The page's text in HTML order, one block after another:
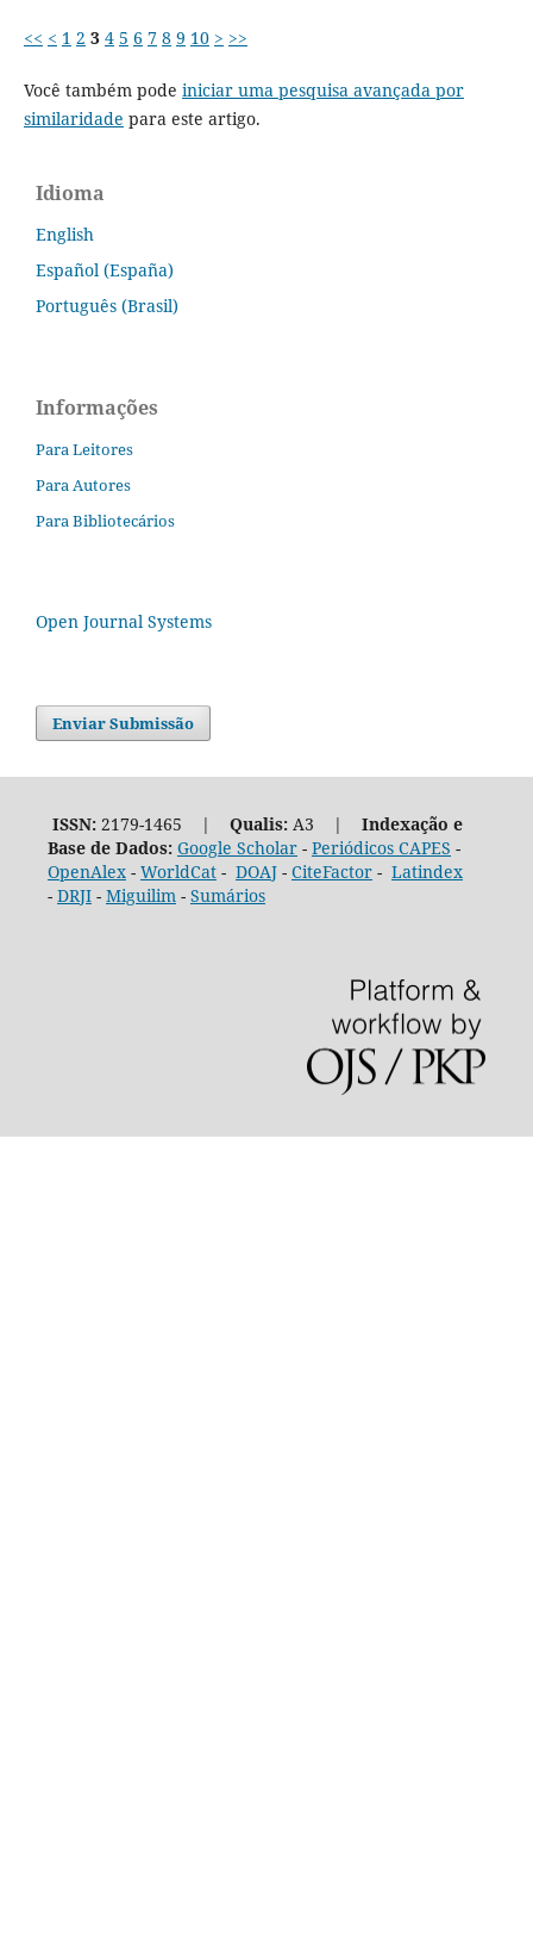
<< < 1 2 3 4 5 6 7 8 9 10 > >>
Você também pode iniciar uma pesquisa avançada por
similaridade para este artigo.
Idioma
English
Español (España)
Português (Brasil)
Informações
Para Leitores
Para Autores
Para Bibliotecários
Open Journal Systems
Enviar Submissão
ISSN:2179-1465 | Qualis:A3 | Indexação e
Base de Dados: Google Scholar- Periódicos CAPES -
OpenAlex- WorldCat- DOAJ- CiteFactor- Latindex
- DRJI- Miguilim - Sumários